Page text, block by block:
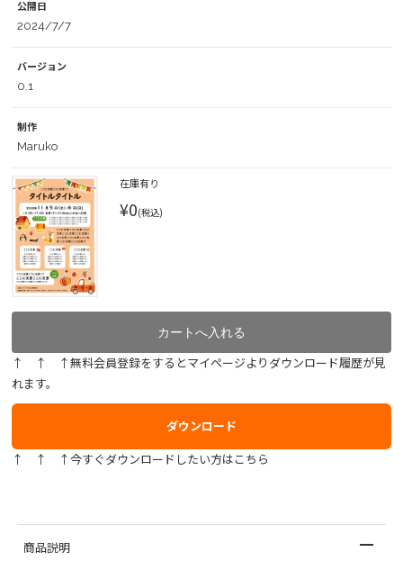
公開日
2024/7/7
バージョン
0.1
制作
Maruko
在庫有り
¥0(税込)
↑ ↑ ↑無料会員登録をするとマイページよりダウンロード履歴が見
れます。
ダウンロード
↑ ↑ ↑今すぐダウンロードしたい方はこちら
商品説明